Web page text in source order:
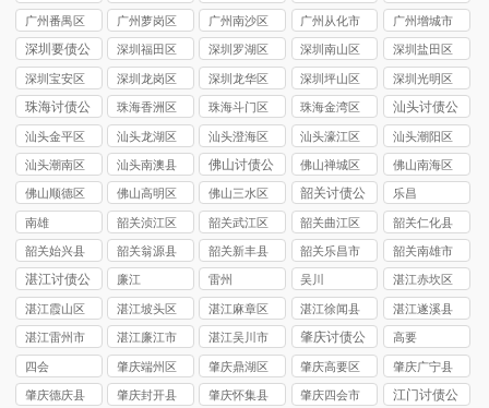
讨债公司
讨债公司
讨债公司
讨债公司
讨债公司
广州番禺区
讨债公司
广州萝岗区
讨债公司
广州南沙区
讨债公司
广州从化市
讨债公司
广州增城市
讨债公司
深圳要债公
司
深圳福田区
要债公司
深圳罗湖区
要债公司
深圳南山区
要债公司
深圳盐田区
要债公司
深圳宝安区
要债公司
深圳龙岗区
要债公司
深圳龙华区
要债公司
深圳坪山区
要债公司
深圳光明区
要债公司
珠海讨债公
司
珠海香洲区
讨债公司
珠海斗门区
讨债公司
珠海金湾区
讨债公司
汕头讨债公
司
汕头金平区
讨债公司
汕头龙湖区
讨债公司
汕头澄海区
讨债公司
汕头濠江区
讨债公司
汕头潮阳区
讨债公司
汕头潮南区
讨债公司
汕头南澳县
讨债公司
佛山讨债公
司
佛山禅城区
讨债公司
佛山南海区
讨债公司
佛山顺德区
讨债公司
佛山高明区
讨债公司
佛山三水区
讨债公司
韶关讨债公
司
乐昌
南雄
韶关浈江区
讨债公司
韶关武江区
讨债公司
韶关曲江区
讨债公司
韶关仁化县
讨债公司
韶关始兴县
讨债公司
韶关翁源县
讨债公司
韶关新丰县
讨债公司
韶关乐昌市
讨债公司
韶关南雄市
讨债公司
湛江讨债公
司
廉江 雷州 吴川
湛江赤坎区
讨债公司
湛江霞山区
讨债公司
湛江坡头区
讨债公司
湛江麻章区
讨债公司
湛江徐闻县
讨债公司
湛江遂溪县
讨债公司
湛江雷州市
讨债公司
湛江廉江市
讨债公司
湛江吴川市
讨债公司
肇庆讨债公
司
高要
四会
肇庆端州区
讨债公司
肇庆鼎湖区
讨债公司
肇庆高要区
讨债公司
肇庆广宁县
讨债公司
肇庆德庆县
肇庆封开县
肇庆怀集县
肇庆四会市
江门讨债公